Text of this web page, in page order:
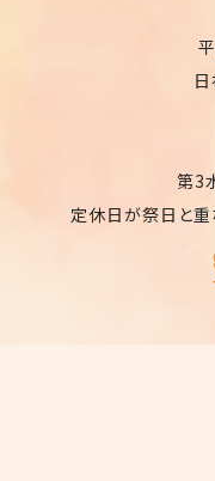
第3
定休日が祭日と